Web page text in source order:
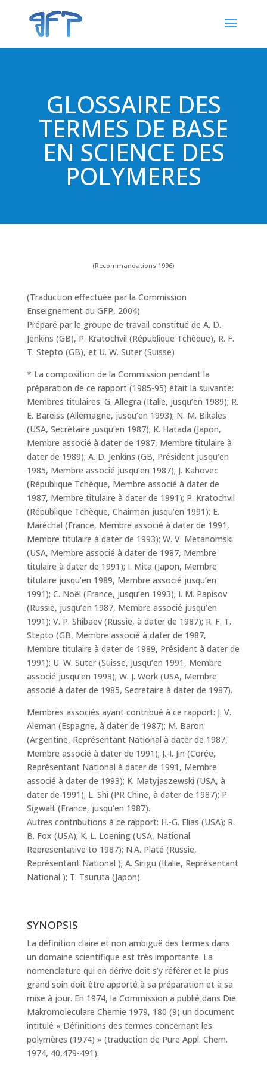
GLOSSAIRE DES
TERMES DE BASE
EN SCIENCE DES
POLYMERES
(Recommandations 1996)
(Traduction effectuée par la Commission
Enseignement du GFP, 2004)
Préparé par le groupe de travail constitué de A. D.
Jenkins (GB), P. Kratochvil (République Tchèque), R. F.
T. Stepto (GB), et U. W. Suter (Suisse)
* La composition de la Commission pendant la
préparation de ce rapport (1985-95) était la suivante:
Membres titulaires: G. Allegra (Italie, jusqu’en 1989); R.
E. Bareiss (Allemagne, jusqu’en 1993); N. M. Bikales
(USA, Secrétaire jusqu’en 1987); K. Hatada (Japon,
Membre associé à dater de 1987, Membre titulaire à
dater de 1989); A. D. Jenkins (GB, Président jusqu’en
1985, Membre associé jusqu’en 1987); J. Kahovec
(République Tchèque, Membre associé à dater de
1987, Membre titulaire à dater de 1991); P. Kratochvil
(République Tchèque, Chairman jusqu’en 1991); E.
Maréchal (France, Membre associé à dater de 1991,
Membre titulaire à dater de 1993); W. V. Metanomski
(USA, Membre associé à dater de 1987, Membre
titulaire à dater de 1991); I. Mita (Japon, Membre
titulaire jusqu’en 1989, Membre associé jusqu’en
1991); C. Noël (France, jusqu’en 1993); I. M. Papisov
(Russie, jusqu’en 1987, Membre associé jusqu’en
1991); V. P. Shibaev (Russie, à dater de 1987); R. F. T.
Stepto (GB, Membre associé à dater de 1987,
Membre titulaire à dater de 1989, Président à dater de
1991); U. W. Suter (Suisse, jusqu’en 1991, Membre
associé jusqu’en 1993); W. J. Work (USA, Membre
associé à dater de 1985, Secretaire à dater de 1987).
Membres associés ayant contribué à ce rapport: J. V.
Aleman (Espagne, à dater de 1987); M. Baron
(Argentine, Représentant National à dater de 1987,
Membre associé à dater de 1991); J.-I. Jin (Corée,
Représentant National à dater de 1991, Membre
associé à dater de 1993); K. Matyjaszewski (USA, à
dater de 1991); L. Shi (PR Chine, à dater de 1987); P.
Sigwalt (France, jusqu’en 1987).
Autres contributions à ce rapport: H.-G. Elias (USA); R.
B. Fox (USA); K. L. Loening (USA, National
Representative to 1987); N.A. Platé (Russie,
Représentant National ); A. Sirigu (Italie, Représentant
National ); T. Tsuruta (Japon).
SYNOPSIS
La définition claire et non ambiguë des termes dans
un domaine scientifique est très importante. La
nomenclature qui en dérive doit s’y référer et le plus
grand soin doit être apporté à sa préparation et à sa
mise à jour. En 1974, la Commission a publié dans Die
Makromoleculare Chemie 1979, 180 (9) un document
intitulé « Définitions des termes concernant les
polymères (1974) » (traduction de Pure Appl. Chem.
1974, 40,479-491).